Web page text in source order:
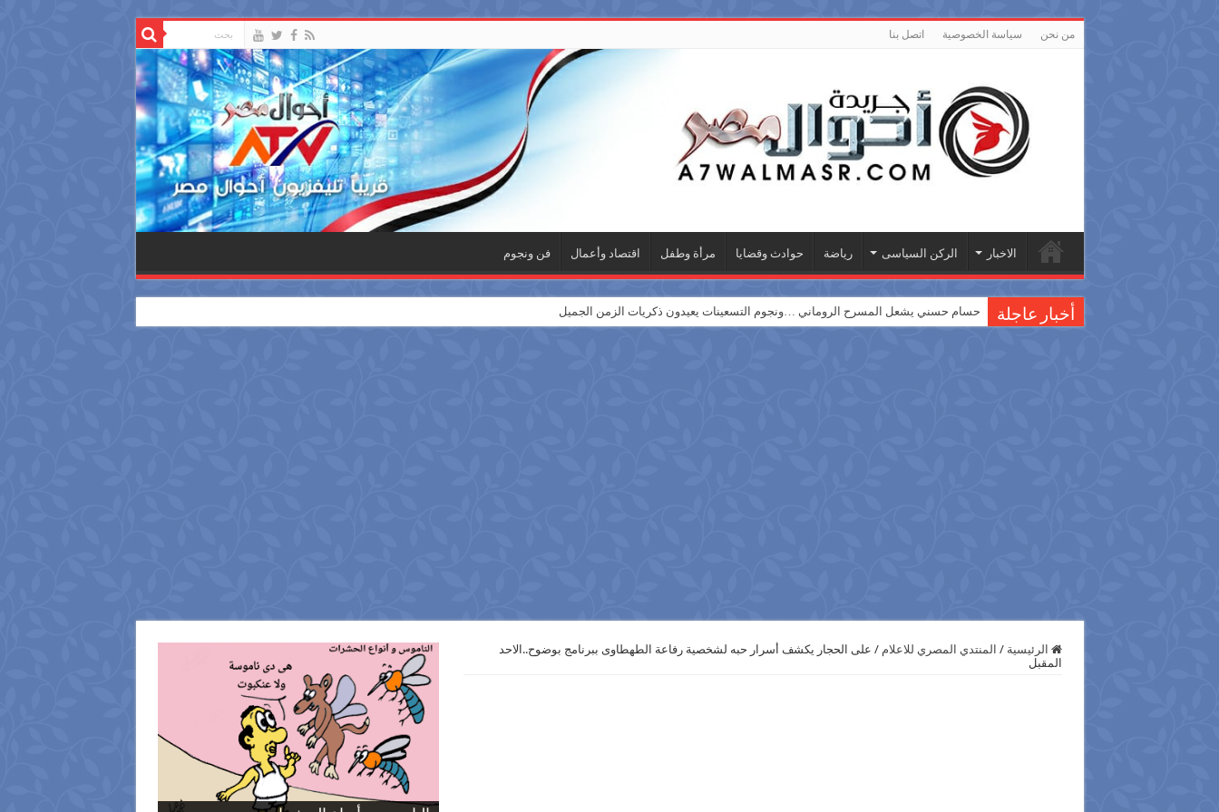
من نحن سياسة الخصوصية اتصل بنا
الاخبار الركن السياسى رياضة حوادث وقضايا مرأة وطفل اقتصاد وأعمال فن ونجوم
أخبار عاجلة حسام حسني يشعل المسرح الروماني …ونجوم التسعينات يعيدون ذكريات الزمن الجميل
الرئيسية / المنتدي المصري للاعلام / على الحجار يكشف أسرار حبه لشخصية رفاعة الطهطاوى ببرنامج بوضوح..الاحد
المقبل